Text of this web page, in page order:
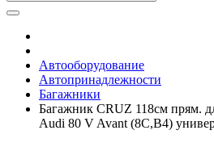
Автооборудование
Автопринадлежности
Багажники
Багажник CRUZ 118см прям.
Audi 80 V Avant (8C,B4)